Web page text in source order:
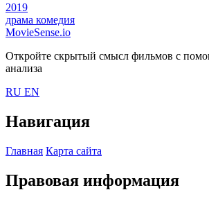
2019
драма комедия
MovieSense.io
Откройте скрытый смысл фильмов с
анализа
RU EN
Навигация
Главная Карта сайта
Правовая информация